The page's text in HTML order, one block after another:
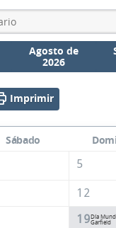
Agosto de
2026
Imprimir
Sábado
5
12
19Día
Garfield